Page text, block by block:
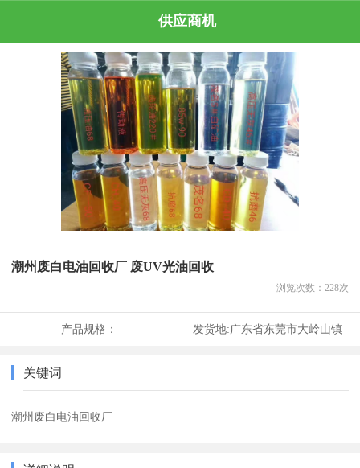
供应商机
潮州废白电油回收厂 废UV光油回收
浏览次数： 228次
产品规格： 发货地:广东省东莞市大岭山镇
关键词
潮州废白电油回收厂